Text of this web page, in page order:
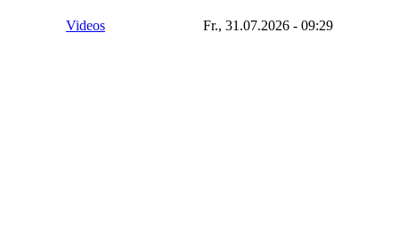
Videos Fr., 31.07.2026 - 09:29